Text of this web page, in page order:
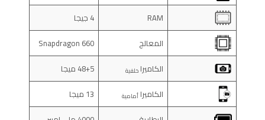
RAM
4 جيجا
المعالج
Snapdragon 660
الكاميرا خلفية
48+5 ميجا
الكاميرا أمامية
13 ميجا